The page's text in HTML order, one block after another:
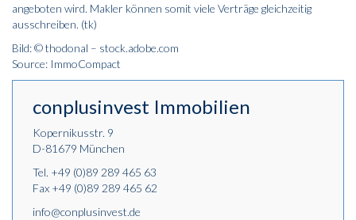
angeboten wird. Makler können somit viele Verträge gleichzeitig
ausschreiben. (tk)
Bild: © thodonal – stock.adobe.com
Source: ImmoCompact
conplusinvest Immobilien
Kopernikusstr. 9
D-81679 München
Tel. +49 (0)89 289 465 63
Fax +49 (0)89 289 465 62
info@conplusinvest.de